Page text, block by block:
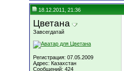
18.12.2011, 21:36
Цветана
Завсегдатай
Регистрация: 07.05.2009
Адрес: Казахстан
Сообщений: 424